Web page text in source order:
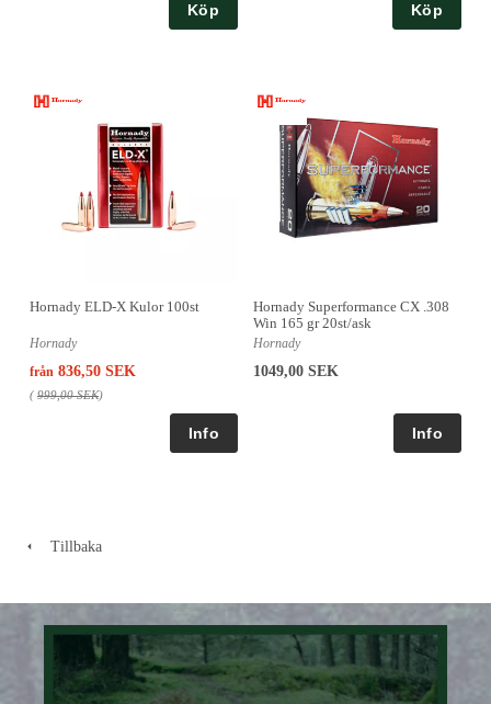
Köp Köp
Hornady ELD-X Kulor 100st
Hornady
från 836,50 SEK
( 999,00 SEK)
Hornady Superformance CX .308
Win 165 gr 20st/ask
Hornady
1049,00 SEK
Tillbaka